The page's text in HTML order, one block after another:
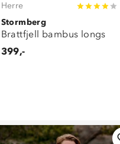
Herre
Stormberg
Brattfjell bambus longs
399,-